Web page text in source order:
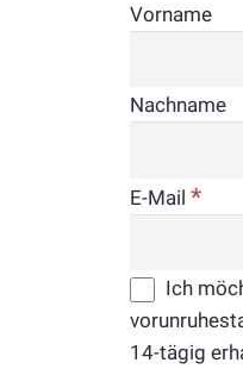
Vorname
Nachname
E-Mail*
Ich
14-tägig